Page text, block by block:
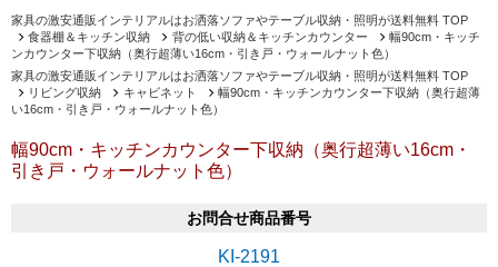
家具の激安通販インテリアルはお洒落ソファやテーブル収納・照明が送料無料 TOP
食器棚＆キッチン収納
背の低い収納＆キッチンカウンター
幅90cm・キッチ
ンカウンター下収納（奥行超薄い16cm・引き戸・ウォールナット色）
家具の激安通販インテリアルはお洒落ソファやテーブル収納・照明が送料無料 TOP
リビング収納
キャビネット
幅90cm・キッチンカウンター下収納（奥行超薄
い16cm・引き戸・ウォールナット色）
幅90cm・キッチンカウンター下収納（奥行超薄い16cm・
引き戸・ウォールナット色）
お問合せ商品番号
KI-2191